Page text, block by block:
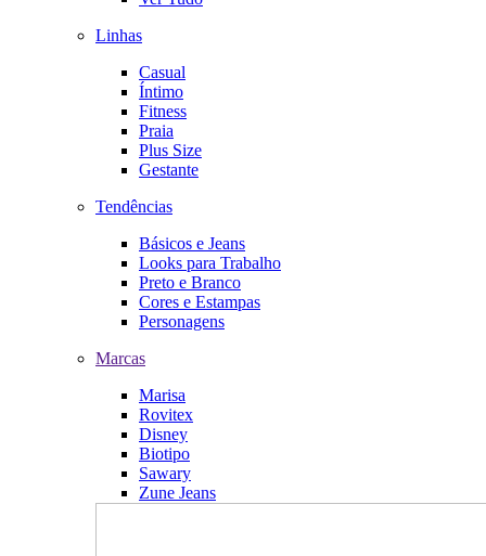
Linhas
Casual
Íntimo
Fitness
Praia
Plus Size
Gestante
Tendências
Básicos e Jeans
Looks para Trabalho
Preto e Branco
Cores e Estampas
Personagens
Marcas
Marisa
Rovitex
Disney
Biotipo
Sawary
Zune Jeans